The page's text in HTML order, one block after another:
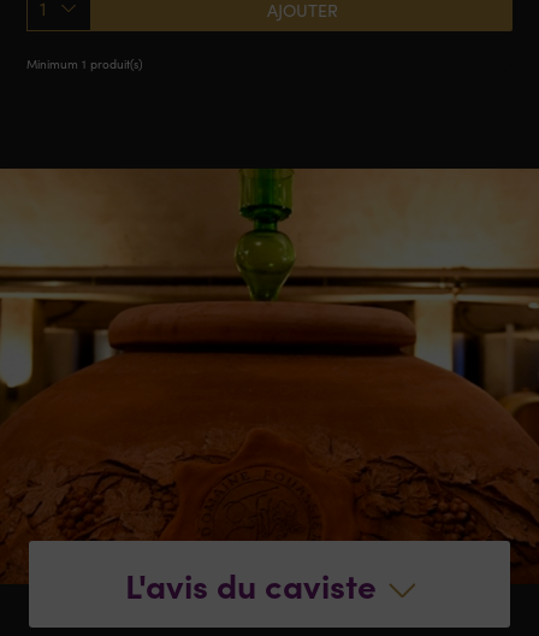
1 AJOUTER
Minimum 1 produit(s)
L'avis du caviste